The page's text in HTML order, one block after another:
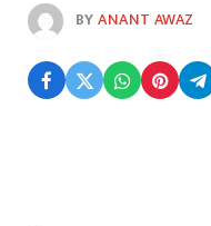
BYANANT AWAZ